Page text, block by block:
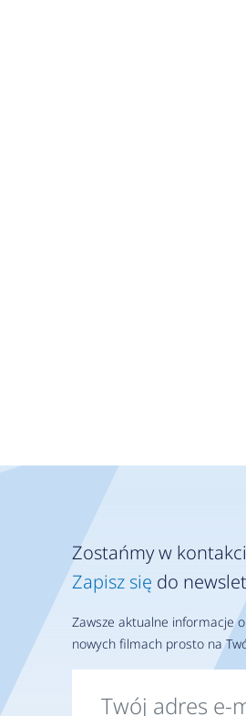
Zostańmy w
Zapisz się do
Zawsze aktualne informacje
nowych filmach prosto na